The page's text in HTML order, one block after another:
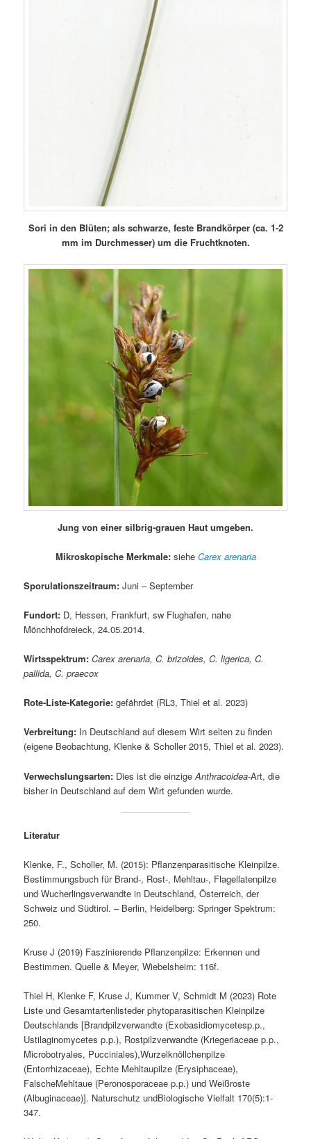
Sori in den Blüten; als schwarze, feste Brandkörper (ca. 1-2
mm im Durchmesser) um die Fruchtknoten.
Jung von einer silbrig-grauen Haut umgeben.
Mikroskopische Merkmale: siehe Carex arenaria
Sporulationszeitraum: Juni – September
Fundort: D, Hessen, Frankfurt, sw Flughafen, nahe
Mönchhofdreieck, 24.05.2014.
Wirtsspektrum: Carex arenaria, C. brizoides, C. ligerica, C.
pallida, C. praecox
Rote-Liste-Kategorie: gefährdet (RL3, Thiel et al. 2023)
Verbreitung: In Deutschland auf diesem Wirt selten zu finden
(eigene Beobachtung, Klenke & Scholler 2015, Thiel et al. 2023).
Verwechslungsarten: Dies ist die einzigeAnthracoidea-Art, die
bisher in Deutschland auf dem Wirt gefunden wurde.
Literatur
Klenke, F., Scholler, M. (2015): Pflanzenparasitische Kleinpilze.
Bestimmungsbuch für Brand-, Rost-, Mehltau-, Flagellatenpilze
und Wucherlingsverwandte in Deutschland, Österreich, der
Schweiz und Südtirol. – Berlin, Heidelberg: Springer Spektrum:
250.
Kruse J (2019) Faszinierende Pflanzenpilze: Erkennen und
Bestimmen. Quelle & Meyer, Wiebelsheim: 116f.
Thiel H, Klenke F, Kruse J, Kummer V, Schmidt M (2023) Rote
Liste und Gesamtartenlisteder phytoparasitischen Kleinpilze
Deutschlands [Brandpilzverwandte (Exobasidiomycetesp.p.,
Ustilaginomycetes p.p.), Rostpilzverwandte (Kriegeriaceae p.p.,
Microbotryales, Pucciniales),Wurzelknöllchenpilze
(Entorrhizaceae), Echte Mehltaupilze (Erysiphaceae),
FalscheMehltaue (Peronosporaceae p.p.) und Weißroste
(Albuginaceae)]. Naturschutz undBiologische Vielfalt 170(5):1-
347.